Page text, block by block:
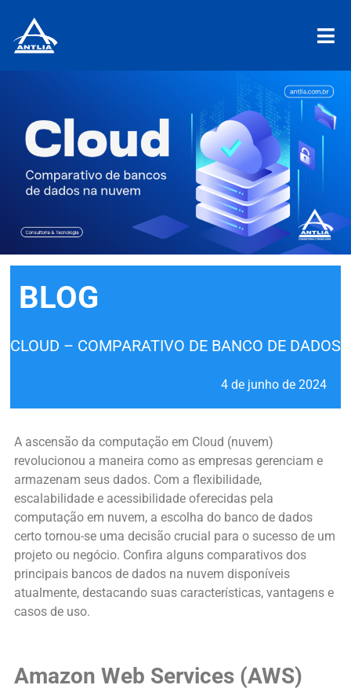
BLOG
CLOUD – COMPARATIVO DE BANCO DE DADOS
4 de junho de 2024
A ascensão da computação em Cloud (nuvem)
revolucionou a maneira como as empresas gerenciam e
armazenam seus dados. Com a flexibilidade,
escalabilidade e acessibilidade oferecidas pela
computação em nuvem, a escolha do banco de dados
certo tornou-se uma decisão crucial para o sucesso de um
projeto ou negócio. Confira alguns comparativos dos
principais bancos de dados na nuvem disponíveis
atualmente, destacando suas características, vantagens e
casos de uso.
Amazon Web Services (AWS)